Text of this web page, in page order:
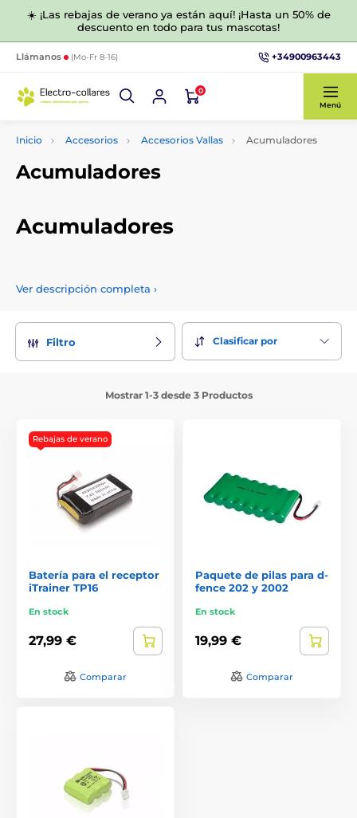
☀️ ¡Las rebajas de verano ya están aquí! ¡Hasta un 50% de
descuento en todo para tus mascotas!
Llámanos (Mo-Fr 8-16) +34900963443
0
Menú
Inicio Accesorios Accesorios Vallas Acumuladores
Acumuladores
Acumuladores
función de la capacidad, la marca y otros parámetros.
Ver descripción completa ›
Filtro Clasificar por
Mostrar 1-3 desde 3 Productos
Rebajas de verano
Batería para el receptor
iTrainer TP16
En stock
27,99 €
Comparar
Paquete de pilas para d-
fence 202 y 2002
En stock
19,99 €
Comparar